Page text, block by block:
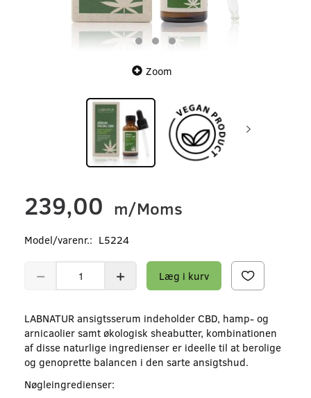
Zoom
239,00 m/Moms
Model/varenr.: L5224
Læg i kurv
LABNATUR ansigtsserum indeholder CBD, hamp- og
arnicaolier samt økologisk sheabutter, kombinationen
af disse naturlige ingredienser er ideelle til at berolige
og genoprette balancen i den sarte ansigtshud.
Nøgleingredienser: